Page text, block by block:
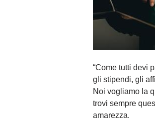
“Come tutti devi
gli stipendi, gli
Noi vogliamo la
trovi sempre
amarezza.